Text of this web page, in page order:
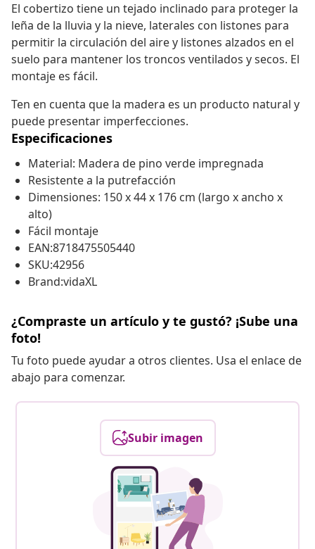
El cobertizo tiene un tejado inclinado para proteger la
leña de la lluvia y la nieve, laterales con listones para
permitir la circulación del aire y listones alzados en el
suelo para mantener los troncos ventilados y secos. El
montaje es fácil.
Ten en cuenta que la madera es un producto natural y
puede presentar imperfecciones.
Especificaciones
Material: Madera de pino verde impregnada
Resistente a la putrefacción
Dimensiones: 150 x 44 x 176 cm (largo x ancho x
alto)
Fácil montaje
EAN:8718475505440
SKU:42956
Brand:vidaXL
¿Compraste un artículo y te gustó? ¡Sube una
foto!
Tu foto puede ayudar a otros clientes. Usa el enlace de
abajo para comenzar.
Subir imagen